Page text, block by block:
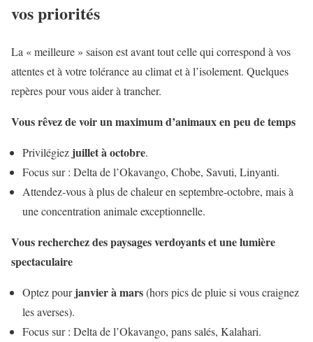
vos priorités
La « meilleure » saison est avant tout celle qui correspond à vos
attentes et à votre tolérance au climat et à l’isolement. Quelques
repères pour vous aider à trancher.
Vous rêvez de voir un maximum d’animaux en peu de temps
Privilégiez juillet à octobre.
Focus sur : Delta de l’Okavango, Chobe, Savuti, Linyanti.
Attendez-vous à plus de chaleur en septembre-octobre, mais à
une concentration animale exceptionnelle.
Vous recherchez des paysages verdoyants et une lumière
spectaculaire
Optez pourjanvier à mars(hors pics de pluie si vous craignez
les averses).
Focus sur : Delta de l’Okavango, pans salés, Kalahari.